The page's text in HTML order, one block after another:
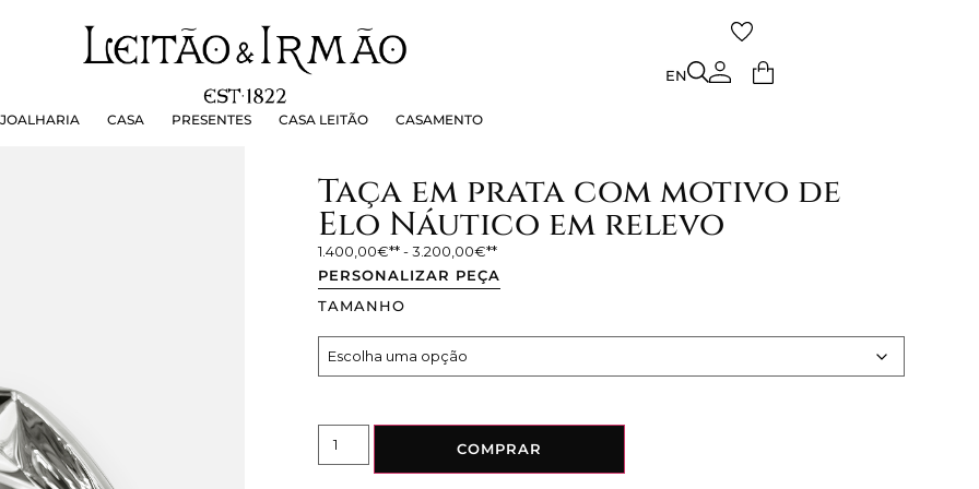
JOALHARIA CASA PRESENTES CASA LEITÃO CASAMENTO
EN
PRESENTES CASA LEITÃO
Taça em prata com motivo de
Elo Náutico em relevo
1.400,00€ -3.200,00€
PERSONALIZAR PEÇA
TAMANHO
COMPRAR